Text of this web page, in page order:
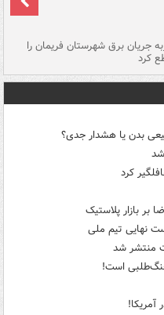
جریان برق شهرستان فریمان را
کرد
بدن یا هشدار جدی؟
کرد
بر بازار پلاستیک
منتشر شد
جنگ‌طلبی است!
آمریکا!